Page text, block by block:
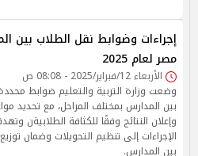
إجراءات وضوابط نقل الطلاب بين
مصر لعام 2025
الأربعاء 12/فبراير/2025 - 08:08 ص
وضعت وزارة التربية والتعليم ضوابط
بين المدارس بمختلف المراحل، مع تحديد
وإعلان النتائج وفقًا للكثافة الطلابيةن
الإجراءات إلى تنظيم التحويلات وضمان
بين المدارس.